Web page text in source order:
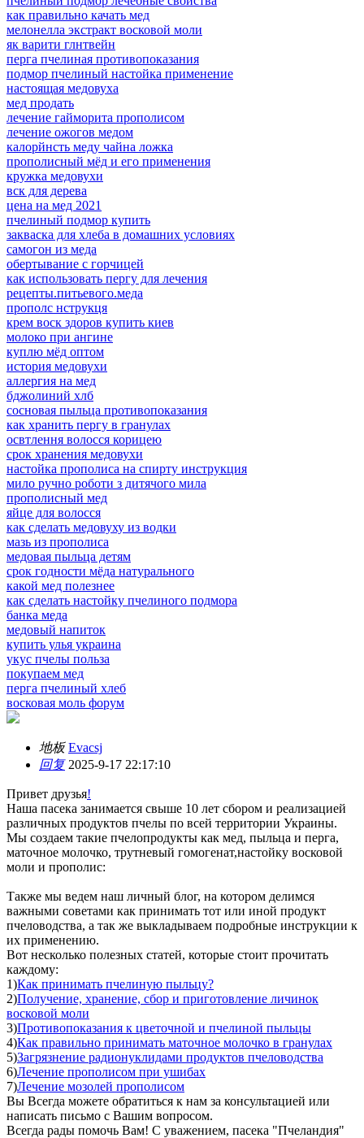
как правильно качать мед
мелонелла экстракт восковой моли
як варити глнтвейн
перга пчелиная противопоказания
подмор пчелиный настойка применение
настоящая медовуха
мед продать
лечение гайморита прополисом
лечение ожогов медом
калорйнсть меду чайна ложка
прополисный мёд и его применения
кружка медовухи
вск для дерева
цена на мед 2021
пчелиный подмор купить
закваска для хлеба в домашних условиях
самогон из меда
обертывание с горчицей
как использовать пергу для лечения
рецепты.питьевого.меда
прополс нструкця
крем воск здоров купить киев
молоко при ангине
куплю мёд оптом
история медовухи
аллергия на мед
бджолиний хлб
сосновая пыльца противопоказания
как хранить пергу в гранулах
освтлення волосся корицею
срок хранения медовухи
настойка прополиса на спирту инструкция
мило ручно роботи з дитячого мила
прополисный мед
яйце для волосся
как сделать медовуху из водки
мазь из прополиса
медовая пыльца детям
срок годности мёда натурального
какой мед полезнее
как сделать настойку пчелиного подмора
банка меда
медовый напиток
купить улья украина
укус пчелы польза
покупаем мед
перга пчелиный хлеб
восковая моль форум
地板Evacsj
回复2025-9-17 22:17:10
Привет друзья!
Наша пасека занимается свыше 10 лет сбором и реализацией
различных продуктов пчелы по всей территории Украины.
Мы создаем такие пчелопродукты как мед, пыльца и перга,
маточное молочко, трутневый гомогенат,настойку восковой
моли и прополис:
Также мы ведем наш личный блог, на котором делимся
важными советами как принимать тот или иной продукт
пчеловодства, а так же выкладываем подробные инструкции к
их применению.
Вот несколько полезных статей, которые стоит прочитать
каждому:
1)Как принимать пчелиную пыльцу?
2)Получение, хранение, сбор и приготовление личинок
восковой моли
3)Противопоказания к цветочной и пчелиной пыльцы
4)Как правильно принимать маточное молочко в гранулах
5)Загрязнение радионуклидами продуктов пчеловодства
6)Лечение прополисом при ушибах
7)Лечение мозолей прополисом
Вы Всегда можете обратиться к нам за консультацией или
написать письмо с Вашим вопросом.
Всегда рады помочь Вам! С уважением, пасека "Пчеландия"